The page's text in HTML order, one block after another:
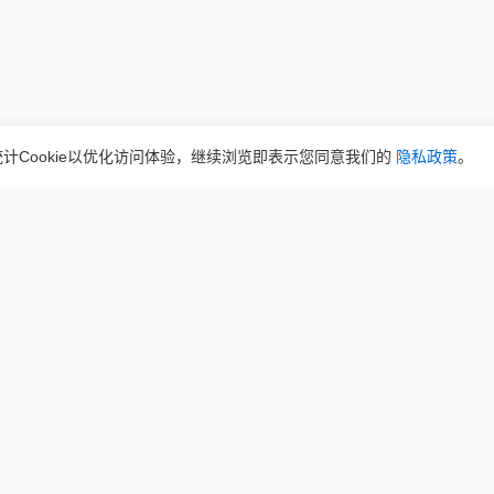
Cookie以优化访问体验，继续浏览即表示您同意我们的 隐私政策。